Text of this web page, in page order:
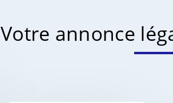
Votre annonce